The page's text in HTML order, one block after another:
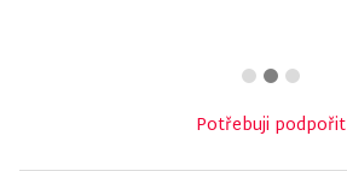
Potřebuji podpořit